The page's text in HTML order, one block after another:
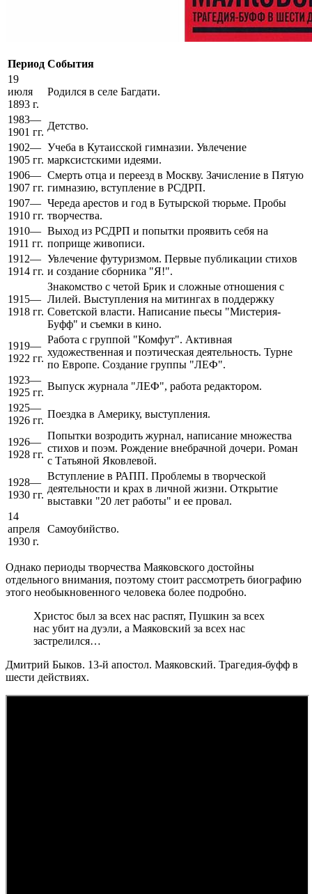
Период События
19
июля
1893 г.
Родился в селе Багдати.
1983—
1901 гг.
Детство.
1902—
1905 гг.
Учеба в Кутаисской гимназии. Увлечение
марксистскими идеями.
1906—
1907 гг.
Смерть отца и переезд в Москву. Зачисление в Пятую
гимназию, вступление в РСДРП.
1907—
1910 гг.
Череда арестов и год в Бутырской тюрьме. Пробы
творчества.
1910—
1911 гг.
Выход из РСДРП и попытки проявить себя на
поприще живописи.
1912—
1914 гг.
Увлечение футуризмом. Первые публикации стихов
и создание сборника "Я!".
1915—
1918 гг.
Знакомство с четой Брик и сложные отношения с
Лилей. Выступления на митингах в поддержку
Советской власти. Написание пьесы "Мистерия-
Буфф" и съемки в кино.
1919—
1922 гг.
Работа с группой "Комфут". Активная
художественная и поэтическая деятельность. Турне
по Европе. Создание группы "ЛЕФ".
1923—
1925 гг.
Выпуск журнала "ЛЕФ", работа редактором.
1925—
1926 гг.
Поездка в Америку, выступления.
1926—
1928 гг.
Попытки возродить журнал, написание множества
стихов и поэм. Рождение внебрачной дочери. Роман
с Татьяной Яковлевой.
1928—
1930 гг.
Вступление в РАПП. Проблемы в творческой
деятельности и крах в личной жизни. Открытие
выставки "20 лет работы" и ее провал.
14
апреля
1930 г.
Самоубийство.
Однако периоды творчества Маяковского достойны
отдельного внимания, поэтому стоит рассмотреть биографию
этого необыкновенного человека более подробно.
Христос был за всех нас распят, Пушкин за всех
нас убит на дуэли, а Маяковский за всех нас
застрелился…
Дмитрий Быков. 13-й апостол. Маяковский. Трагедия-буфф в
шести действиях.